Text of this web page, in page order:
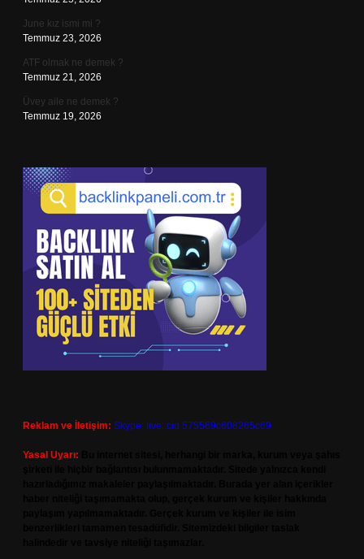
June kız ismi mi ?
Temmuz 23, 2026
ATF olmak ne demek ?
Temmuz 21, 2026
Üvey aile ne demek ?
Temmuz 19, 2026
Reklam ve İletişim: Skype: live:.cid.575569c608265c69
Yasal Uyarı: